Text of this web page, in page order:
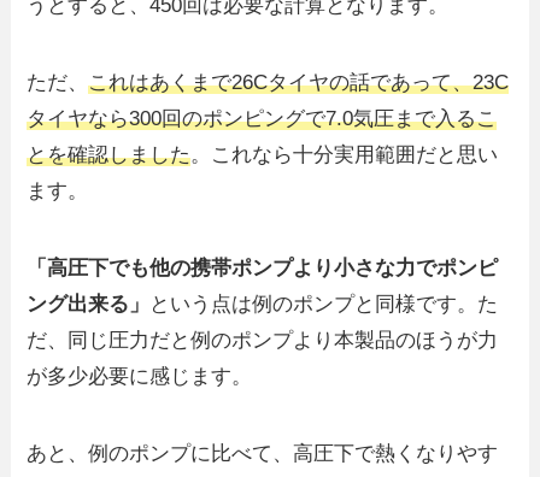
うとすると、450回は必要な計算となります。
ただ、これはあくまで26Cタイヤの話であって、23C
タイヤなら300回のポンピングで7.0気圧まで入るこ
とを確認しました。これなら十分実用範囲だと思い
ます。
「高圧下でも他の携帯ポンプより小さな力でポンピ
ング出来る」
という点は例のポンプと同様です。た
だ、同じ圧力だと例のポンプより本製品のほうが力
が多少必要に感じます。
あと、例のポンプに比べて、高圧下で熱くなりやす